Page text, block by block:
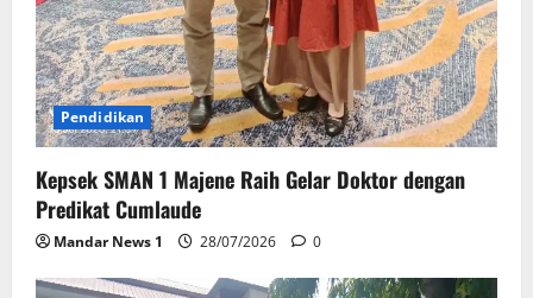
Pendidikan
Kepsek SMAN 1 Majene Raih Gelar Doktor dengan
Predikat Cumlaude
Mandar News 1 28/07/2026 0